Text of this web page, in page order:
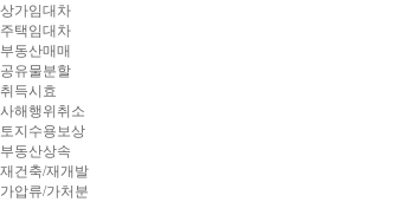
상가임대차
주택임대차
부동산매매
공유물분할
취득시효
사해행위취소
토지수용보상
부동산상속
재건축/재개발
가압류/가처분